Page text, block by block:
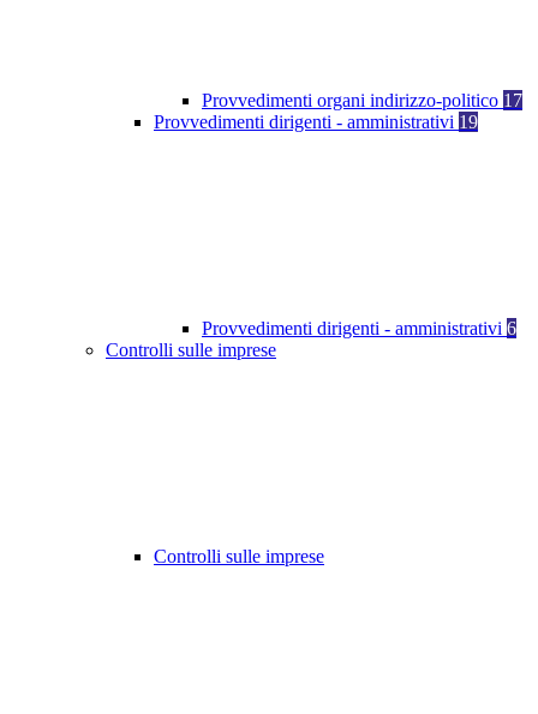
Provvedimenti organi indirizzo-politico 17
Provvedimenti dirigenti - amministrativi 19
Provvedimenti dirigenti - amministrativi 6
Controlli sulle imprese
Controlli sulle imprese